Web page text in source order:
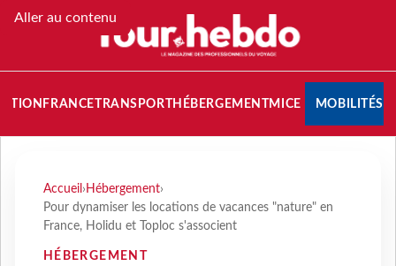
Aller au contenu
FRANCETRANSPORT HÉBERGEMENTMICE MOBILITÉS
Accueil › Hébergement›
Pour dynamiser les locations de vacances "nature" en
France, Holidu et Toploc s'associent
HÉBERGEMENT